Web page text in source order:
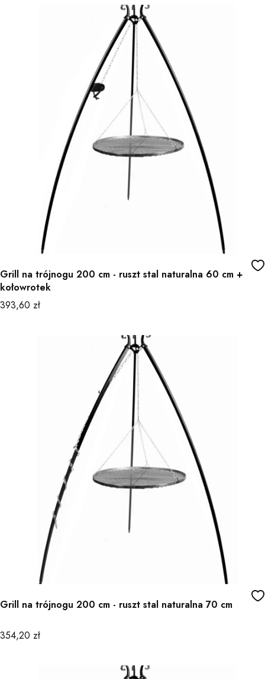
Grill na trójnogu 200 cm - ruszt stal naturalna 60 cm +
kołowrotek
Cena
393,60 zł
Grill na trójnogu 200 cm - ruszt stal naturalna 70 cm
Cena
354,20 zł